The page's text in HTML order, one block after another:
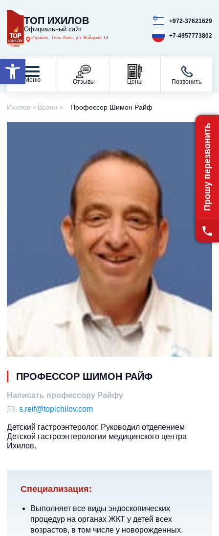
Открыть панель инструментов
ТОП ИХИЛОВ
Официальный сайт
Израиль, Тель-Авив, ул. Вайцман 14
+972-37621629
+7-4957773802
Меню Отзывы Цены Позвонить
ПРОФЕССОР ШИМОН РАЙФ
Написать профессору Райфу
s.reif@topichilov.com
Детский гастроэнтеролог. Руководил отделением
Детской гастроэнтерологии медицинского центра
Ихилов.
Специализация:
Выполняет все виды эндоскопических
процедур на органах ЖКТ у детей всех
возрастов, в том числе у новорожденных.
Ихилов Врачи Профессор Шимон Райф
Прошу перезвонить